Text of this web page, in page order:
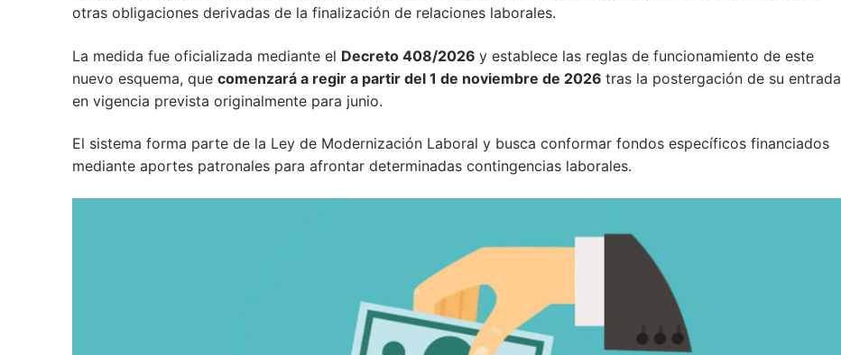
otras obligaciones derivadas de la finalización de relaciones laborales.
La medida fue oficializada mediante el Decreto 408/2026 y establece las reglas de funcionamiento de este
nuevo esquema, que comenzará a regir a partir del 1 de noviembre de 2026 tras la postergación de su entrada
en vigencia prevista originalmente para junio.
El sistema forma parte de la Ley de Modernización Laboral y busca conformar fondos específicos financiados
mediante aportes patronales para afrontar determinadas contingencias laborales.